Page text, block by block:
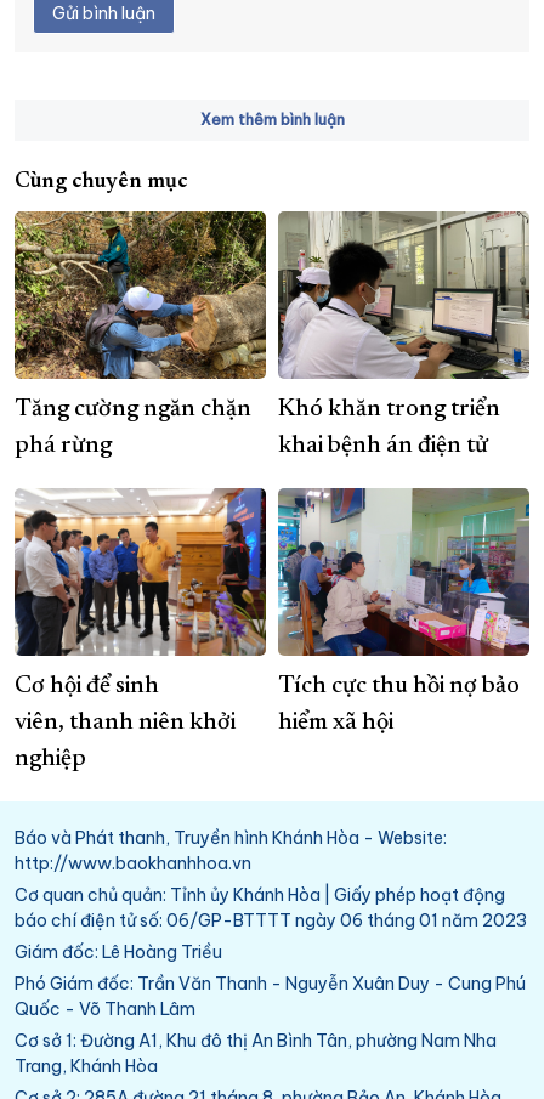
Gửi bình luận
Xem thêm bình luận
Cùng chuyên mục
Tăng cường ngăn chặn
phá rừng
Khó khăn trong triển
khai bệnh án điện tử
Cơ hội để sinh
viên, thanh niên khởi
nghiệp
Tích cực thu hồi nợ bảo
hiểm xã hội
Báo và Phát thanh, Truyền hình Khánh Hòa - Website:
http://www.baokhanhhoa.vn
Cơ quan chủ quản: Tỉnh ủy Khánh Hòa | Giấy phép hoạt động
báo chí điện tử số: 06/GP-BTTTT ngày 06 tháng 01 năm 2023
Giám đốc: Lê Hoàng Triều
Phó Giám đốc: Trần Văn Thanh - Nguyễn Xuân Duy - Cung Phú
Quốc - Võ Thanh Lâm
Cơ sở 1: Đường A1, Khu đô thị An Bình Tân, phường Nam Nha
Trang, Khánh Hòa